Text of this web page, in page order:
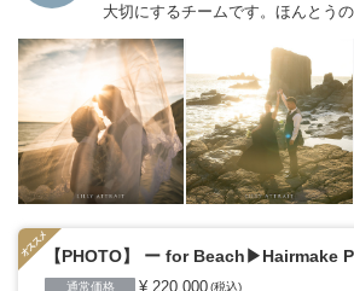
大切にするチームです。 ほんとう
い表情や情景を記録することを得
(詳細は各種プランをご覧ください)
せ・・・Zoomにてヒアリングを行
全国各地(海外出張はお問い合わせ
撮）・・・全データレタッチ
ード作成・Movie（前撮）・・・
影(2~3分)・Movie（当日）・・・
分)・Movie（当日）・・・当日エ
提案・ドレス試着OK)・Tuxedo
＋パンツ＋ベスト＋タイ
・Hair
【PHOTO】 ー for Beach▶︎Hairmake
通常価格 ¥ 220,000(税込)